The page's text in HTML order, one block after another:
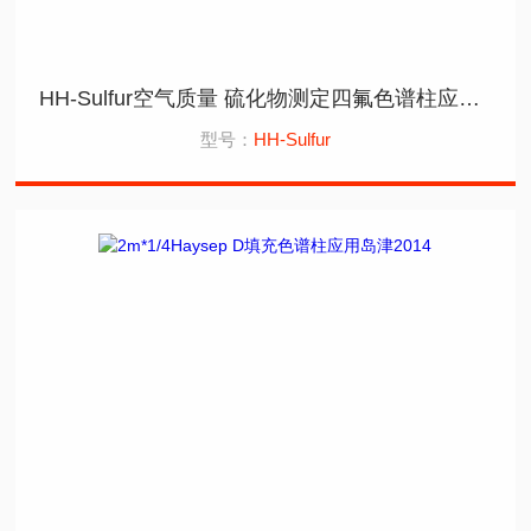
HH-Sulfur空气质量 硫化物测定四氟色谱柱应用岛津
型号： HH-Sulfur